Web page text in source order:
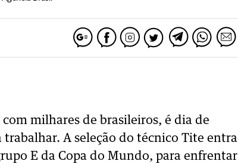
milhares de brasileiros, é dia de
trabalhar. A seleção do técnico Tite entra
E da Copa do Mundo, para enfrentar